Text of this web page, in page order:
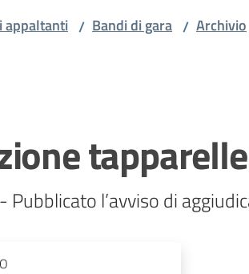
appaltanti / Bandi di gara / Archivio